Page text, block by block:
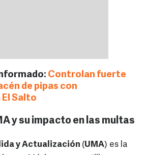
Controlan fuerte
de pipas con
Salto
y su impacto en las multas
y Actualización (UMA) es la